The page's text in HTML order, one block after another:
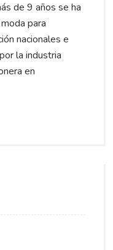
de 9 años se ha
para
nacionales e
la industria
en